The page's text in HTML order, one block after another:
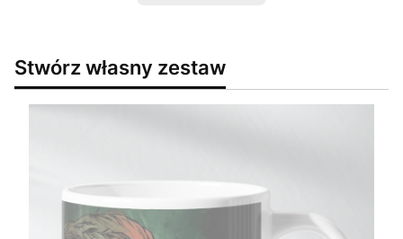
Stwórz własny zestaw